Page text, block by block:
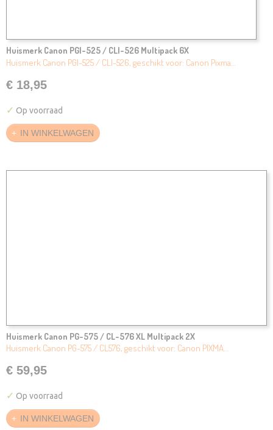
Huismerk Canon PGI-525 / CLI-526 Multipack 6X
Huismerk Canon PGI-525 / CLI-526, geschikt voor: Canon Pixma…
€ 18,95
✓ Op voorraad
IN WINKELWAGEN
Huismerk Canon PG-575 / CL-576 XL Multipack 2X
Huismerk Canon PG-575 / CL576, geschikt voor: Canon PIXMA…
€ 59,95
✓ Op voorraad
IN WINKELWAGEN